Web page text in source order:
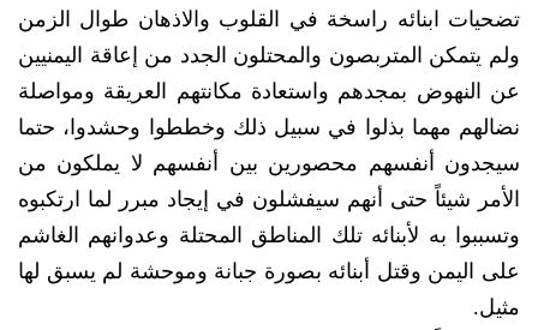
تضحيات ابنائه راسخة في القلوب والاذهان طوال الزمن
ولم يتمكن المتربصون والمحتلون الجدد من إعاقة اليمنيين
عن النهوض بمجدهم واستعادة مكانتهم العريقة ومواصلة
نضالهم مهما بذلوا في سبيل ذلك وخططوا وحشدوا، حتما
سيجدون أنفسهم محصورين بين أنفسهم لا يملكون من
الأمر شيئاً حتى أنهم سيفشلون في إيجاد مبرر لما ارتكبوه
وتسببوا به لأبنائه تلك المناطق المحتلة وعدوانهم الغاشم
على اليمن وقتل أبنائه بصورة جبانة وموحشة لم يسبق لها
مثيل.